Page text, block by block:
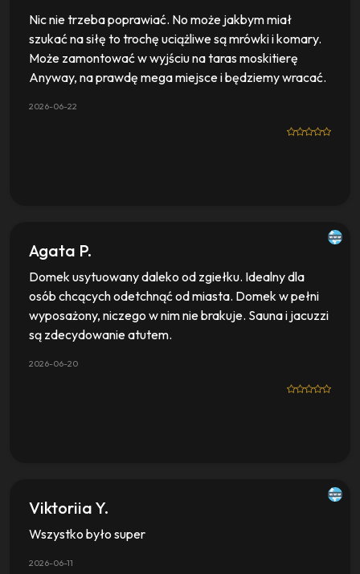
Nic nie trzeba poprawiać. No może jakbym miał
szukać na siłę to trochę uciążliwe są mrówki i komary.
Może zamontować w wyjściu na taras moskitierę
Anyway, na prawdę mega miejsce i będziemy wracać.
2026-06-22
Agata P.
Domek usytuowany daleko od zgiełku. Idealny dla
osób chcących odetchnąć od miasta. Domek w pełni
wyposażony, niczego w nim nie brakuje. Sauna i jacuzzi
są zdecydowanie atutem.
2026-06-20
Viktoriia Y.
Wszystko było super
2026-06-11